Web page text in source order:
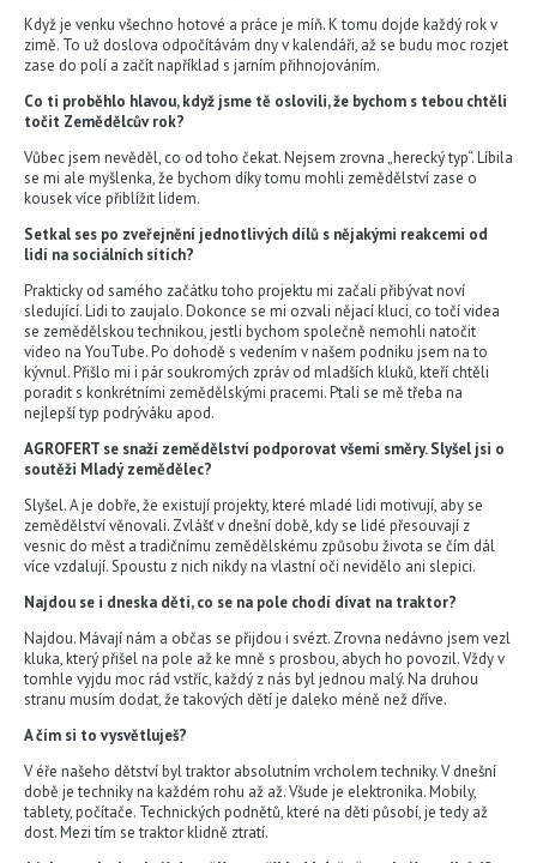
Když je venku všechno hotové a práce je míň. K tomu dojde každý rok v
zimě. To už doslova odpočítávám dny v kalendáři, až se budu moc rozjet
zase do polí a začít například s jarním přihnojováním.
Co ti proběhlo hlavou, když jsme tě oslovili, že bychom s tebou chtěli
točit Zemědělcův rok?
Vůbec jsem nevěděl, co od toho čekat. Nejsem zrovna „herecký typ“. Líbila
se mi ale myšlenka, že bychom díky tomu mohli zemědělství zase o
kousek více přiblížit lidem.
Setkal ses po zveřejnění jednotlivých dílů s nějakými reakcemi od
lidí na sociálních sítích?
Prakticky od samého začátku toho projektu mi začali přibývat noví
sledující. Lidi to zaujalo. Dokonce se mi ozvali nějací kluci, co točí videa
se zemědělskou technikou, jestli bychom společně nemohli natočit
video na YouTube. Po dohodě s vedením v našem podniku jsem na to
kývnul. Přišlo mi i pár soukromých zpráv od mladších kluků, kteří chtěli
poradit s konkrétními zemědělskými pracemi. Ptali se mě třeba na
nejlepší typ podrýváku apod.
AGROFERT se snaží zemědělství podporovat všemi směry. Slyšel jsi o
soutěži Mladý zemědělec?
Slyšel. A je dobře, že existují projekty, které mladé lidi motivují, aby se
zemědělství věnovali. Zvlášť v dnešní době, kdy se lidé přesouvají z
vesnic do měst a tradičnímu zemědělskému způsobu života se čím dál
více vzdalují. Spoustu z nich nikdy na vlastní oči nevidělo ani slepici.
Najdou se i dneska děti, co se na pole chodí dívat na traktor?
Najdou. Mávají nám a občas se přijdou i svézt. Zrovna nedávno jsem vezl
kluka, který přišel na pole až ke mně s prosbou, abych ho povozil. Vždy v
tomhle vyjdu moc rád vstříc, každý z nás byl jednou malý. Na druhou
stranu musím dodat, že takových dětí je daleko méně než dříve.
A čím si to vysvětluješ?
V éře našeho dětství byl traktor absolutním vrcholem techniky. V dnešní
době je techniky na každém rohu až až. Všude je elektronika. Mobily,
tablety, počítače. Technických podnětů, které na děti působí, je tedy až
dost. Mezi tím se traktor klidně ztratí.